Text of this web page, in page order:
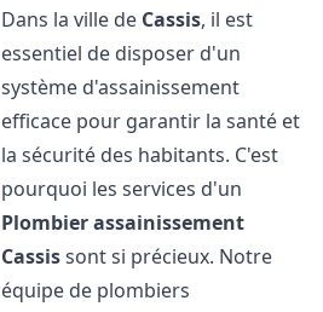
Dans la ville de Cassis, il est
essentiel de disposer d'un
système d'assainissement
efficace pour garantir la santé et
la sécurité des habitants. C'est
pourquoi les services d'un
Plombier assainissement
Cassissont si précieux. Notre
équipe de plombiers